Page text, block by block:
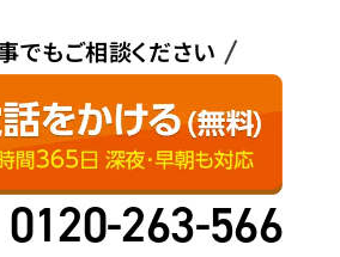
でもご相談ください
0120-263-566